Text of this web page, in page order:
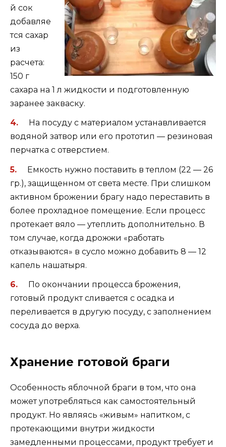
й сок
добавляе
тся сахар
из
расчета:
150 г
сахара на 1 л жидкости и подготовленную
заранее закваску.
На посуду с материалом устанавливается
водяной затвор или его прототип — резиновая
перчатка с отверстием.
Емкость нужно поставить в теплом (22 — 26
гр.), защищенном от света месте. При слишком
активном брожении брагу надо переставить в
более прохладное помещение. Если процесс
протекает вяло — утеплить дополнительно. В
том случае, когда дрожжи «работать
отказываются» в сусло можно добавить 8 — 12
капель нашатыря.
По окончании процесса брожения,
готовый продукт сливается с осадка и
переливается в другую посуду, с заполнением
сосуда до верха.
Хранение готовой браги
Особенность яблочной браги в том, что она
может употребляться как самостоятельный
продукт. Но являясь «живым» напитком, с
протекающими внутри жидкости
замедленными процессами, продукт требует и